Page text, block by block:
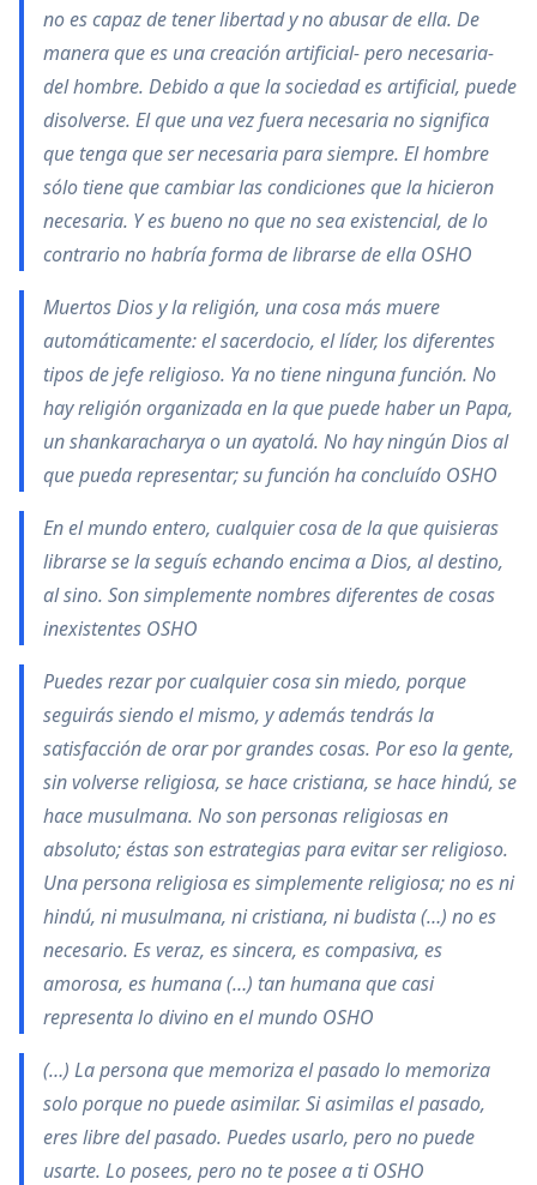
no es capaz de tener libertad y no abusar de ella. De
manera que es una creación artificial- pero necesaria-
del hombre. Debido a que la sociedad es artificial, puede
disolverse. El que una vez fuera necesaria no significa
que tenga que ser necesaria para siempre. El hombre
sólo tiene que cambiar las condiciones que la hicieron
necesaria. Y es bueno no que no sea existencial, de lo
contrario no habría forma de librarse de ella OSHO
Muertos Dios y la religión, una cosa más muere
automáticamente: el sacerdocio, el líder, los diferentes
tipos de jefe religioso. Ya no tiene ninguna función. No
hay religión organizada en la que puede haber un Papa,
un shankaracharya o un ayatolá. No hay ningún Dios al
que pueda representar; su función ha concluído OSHO
En el mundo entero, cualquier cosa de la que quisieras
librarse se la seguís echando encima a Dios, al destino,
al sino. Son simplemente nombres diferentes de cosas
inexistentes OSHO
Puedes rezar por cualquier cosa sin miedo, porque
seguirás siendo el mismo, y además tendrás la
satisfacción de orar por grandes cosas. Por eso la gente,
sin volverse religiosa, se hace cristiana, se hace hindú, se
hace musulmana. No son personas religiosas en
absoluto; éstas son estrategias para evitar ser religioso.
Una persona religiosa es simplemente religiosa; no es ni
hindú, ni musulmana, ni cristiana, ni budista (…) no es
necesario. Es veraz, es sincera, es compasiva, es
amorosa, es humana (…) tan humana que casi
representa lo divino en el mundo OSHO
(…) La persona que memoriza el pasado lo memoriza
solo porque no puede asimilar. Si asimilas el pasado,
eres libre del pasado. Puedes usarlo, pero no puede
usarte. Lo posees, pero no te posee a ti OSHO